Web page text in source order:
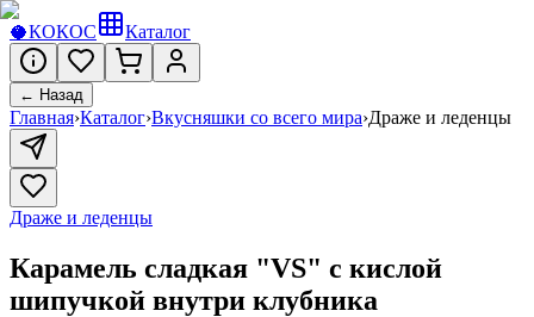
🥥КОКОС Каталог
← Назад
Главная›Каталог›Вкусняшки со всего мира›Драже и леденцы
Драже и леденцы
Карамель сладкая "VS" с кислой
шипучкой внутри клубника